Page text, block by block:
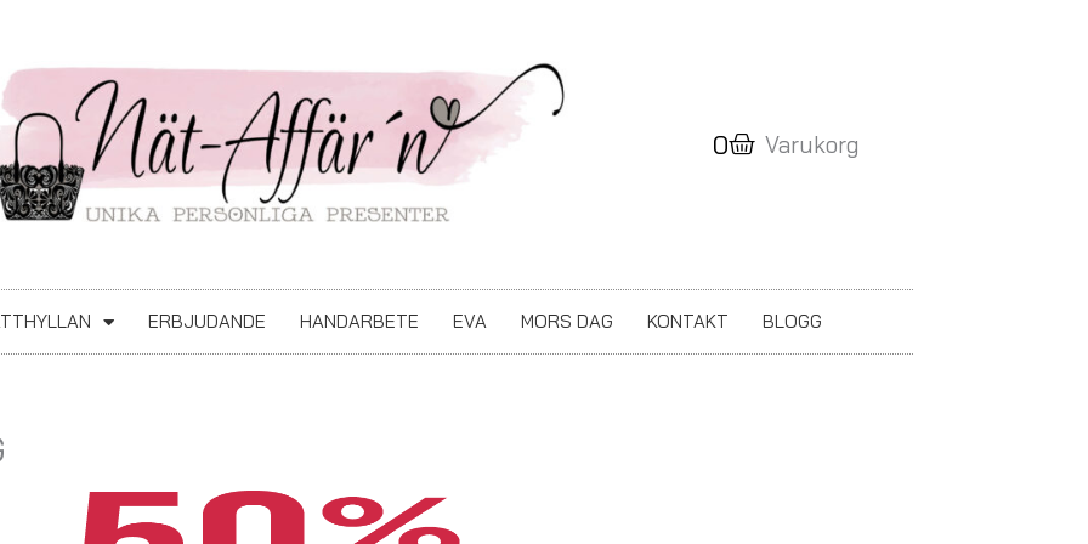
0
Varukorg
Varukorg
ERBJUDANDE HANDARBETE EVA MORS DAG KONTAKT BLOGG